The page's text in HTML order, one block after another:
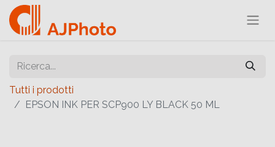
Tutti i prodotti
EPSON INK PER SCP900 LY BLACK 50 ML